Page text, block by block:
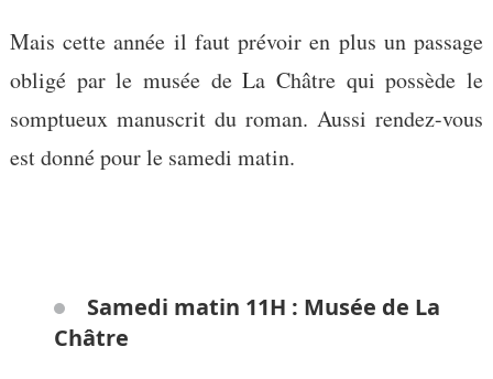
Mais cette année il faut prévoir en plus un passage
obligé par le musée de La Châtre qui possède le
somptueux manuscrit du roman. Aussi rendez-vous
est donné pour le samedi matin.
Samedi matin 11H : Musée de La
Châtre